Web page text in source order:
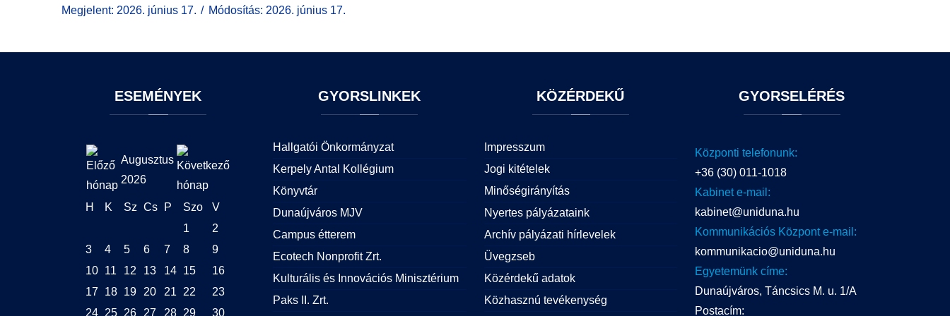
Megjelent: 2026. június 17. Módosítás: 2026. június 17.
ESEMÉNYEK
Augusztus
2026
H K Sz Cs P Szo
V
1
2
3
4 5 6 7 8
9
10 11 12 13 14 15
16
17 18 19 20 21 22
23
24 25 26 27 28 29 30
GYORSLINKEK
Hallgatói Önkormányzat
Kerpely Antal Kollégium
Könyvtár
Dunaújváros MJV
Campus étterem
Ecotech Nonprofit Zrt.
Kulturális és Innovációs Minisztérium
Paks II. Zrt.
KÖZÉRDEKŰ
Impresszum
Jogi kitételek
Minőségirányítás
Nyertes pályázataink
Archív pályázati hírlevelek
Üvegzseb
Közérdekű adatok
Közhasznú tevékenység
GYORSELÉRÉS
Központi telefonunk:
+36 (30) 011-1018
Kabinet e-mail:
kabinet@uniduna.hu
Kommunikációs Központ e-mail:
kommunikacio@uniduna.hu
Egyetemünk címe:
Dunaújváros, Táncsics M. u. 1/A
Postacím: